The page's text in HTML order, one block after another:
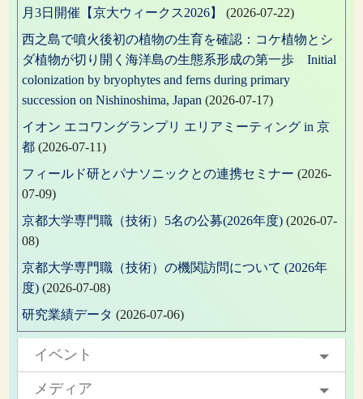
月3日開催【京大ウィークス2026】
(2026-07-22)
西之島で噴火後初の植物の生育を確認：コケ植物とシ
ダ植物が切り開く海洋島の生態系形成の第一歩 Initial
colonization by bryophytes and ferns during primary
succession on Nishinoshima, Japan (2026-07-17)
イオン エコワングランプリ エリアミーティング in 京
都 (2026-07-11)
フィールド研とパナソニックとの連携セミナー (2026-
07-09)
京都大学専門職（技術）5名の公募(2026年度) (2026-07-
08)
京都大学専門職（技術）の機関訪問について (2026年
度) (2026-07-08)
研究業績データ (2026-07-06)
イベント
メディア